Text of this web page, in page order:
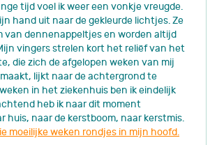
tijd voel ik weer een vonkje vreugde.
hand uit naar de gekleurde lichtjes. Ze
van dennenappeltjes en worden altijd
vingers strelen kort het reliëf van het
die zich de afgelopen weken van mij
lijkt naar de achtergrond te
in het ziekenhuis ben ik eindelijk
heb ik naar dit moment
huis, naar de kerstboom, naar kerstmis.
moeilijke weken rondjes in mijn hoofd.